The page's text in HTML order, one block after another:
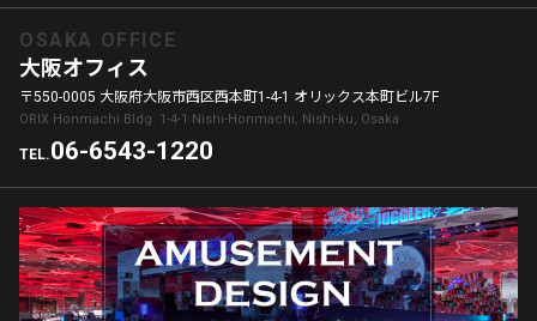
OSAKA OFFICE
大阪オフィス
〒550-0005 大阪府大阪市西区西本町1-4-1 オリックス本町ビル7F
ORIX Honmachi Bldg. 1-4-1 Nishi-Honmachi, Nishi-ku, Osaka
TEL.06-6543-1220